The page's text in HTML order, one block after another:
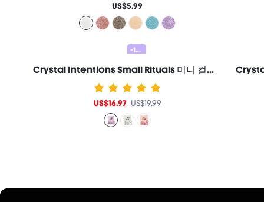
US$5.99
-15%
Crystal Intentions Small Rituals 미니 컬렉션 세트-Amethyst 여성과 소녀를 위한 브랜드 뷰티 코스메틱 메이크업
US$16.97 US$19.99